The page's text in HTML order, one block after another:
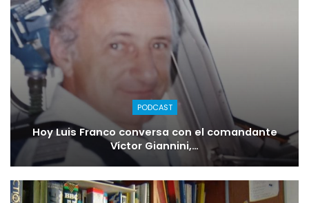
PODCAST
Hoy Luis Franco conversa con el comandante
Víctor Giannini,…